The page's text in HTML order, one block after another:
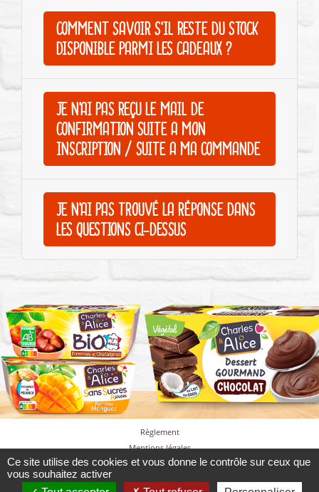
COMMENT SAVOIR S'IL RESTE DU STOCK
DISPONIBLE PARMI LES CADEAUX ?
JE N'AI PAS REÇU LE MAIL DE
CONFIRMATION SUITE À MON
INSCRIPTION / SUITE À MA COMMANDE
JE N'AI PAS TROUVÉ LA RÉPONSE DANS
LES QUESTIONS CI-DESSUS
Règlement
Mentions légales
Politique de confidentialité
Ce site utilise des cookies et vous donne le contrôle sur ceux que
vous souhaitez activer